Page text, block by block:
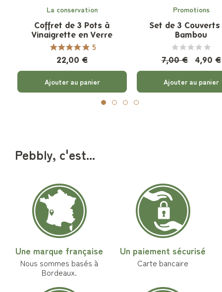
La conservation
Coffret de 3 Pots à
Vinaigrette en Verre
5
22,00 €
Ajouter au panier
Promotions
Set de 3 Couverts
Bambou
7,00 € 4,90 €
Ajouter au panier
Pebbly, c'est...
Une marque française
Nous sommes basés à
Bordeaux.
Un paiement sécurisé
Carte bancaire